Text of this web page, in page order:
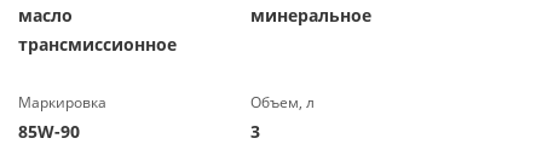
масло
трансмиссионное
минеральное
Маркировка
85W-90
Объем, л
3